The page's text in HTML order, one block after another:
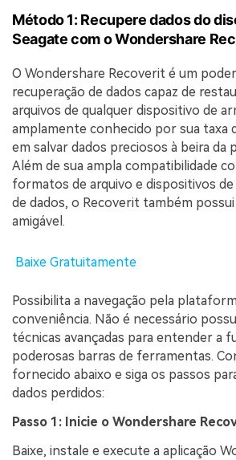
Método 1: Recupere dados do
Seagate com o Wondershare
O Wondershare Recoverit é um
recuperação de dados capaz de
arquivos de qualquer dispositivo de
amplamente conhecido por sua taxa
em salvar dados preciosos à beira da
Além de sua ampla compatibilidade
formatos de arquivo e dispositivos
de dados, o Recoverit também
amigável.
Baixe Gratuitamente
Possibilita a navegação pela
conveniência. Não é necessário
técnicas avançadas para entender a
poderosas barras de ferramentas.
fornecido abaixo e siga os passos
dados perdidos:
Passo 1: Inicie o Wondershare
Baixe, instale e execute a aplicação